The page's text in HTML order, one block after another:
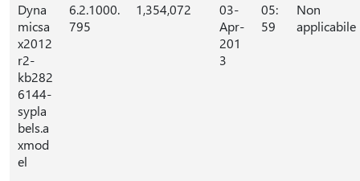
Dyna
micsa
x2012
r2-
kb282
6144-
sypla
bels.a
xmod
el
6.2.1000.
795
1,354,072
03-
Apr-
201
3
05:
59
Non
applicabile